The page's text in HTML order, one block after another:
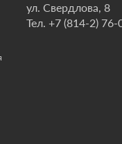
ул. Свердлова, 8
Тел. +7 (814-2) 76-